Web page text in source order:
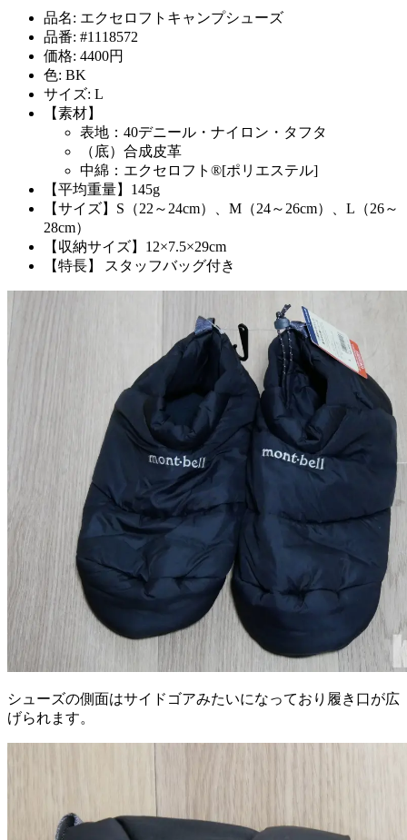
品名: エクセロフトキャンプシューズ
品番: #1118572
価格: 4400円
色: BK
サイズ: L
【素材】
表地：40デニール・ナイロン・タフタ
（底）合成皮革
中綿：エクセロフト®[ポリエステル]
【平均重量】145g
【サイズ】S（22～24cm）、M（24～26cm）、L（26～
28cm）
【収納サイズ】12×7.5×29cm
【特長】 スタッフバッグ付き
シューズの側面はサイドゴアみたいになっており履き口が広
げられます。